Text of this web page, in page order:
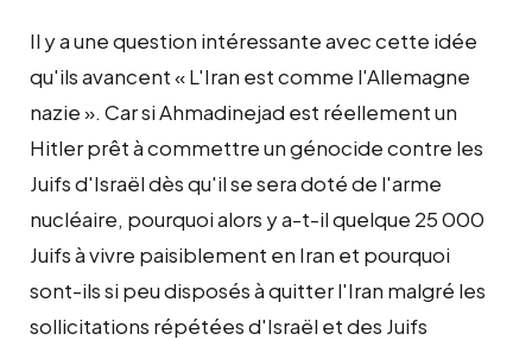
Il y a une question intéressante avec cette idée
qu'ils avancent « L'Iran est comme l'Allemagne
nazie ». Car si Ahmadinejad est réellement un
Hitler prêt à commettre un génocide contre les
Juifs d'Israël dès qu'il se sera doté de l'arme
nucléaire, pourquoi alors y a-t-il quelque 25 000
Juifs à vivre paisiblement en Iran et pourquoi
sont-ils si peu disposés à quitter l'Iran malgré les
sollicitations répétées d'Israël et des Juifs